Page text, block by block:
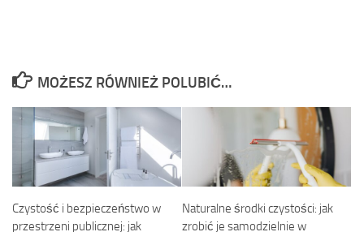
MOŻESZ RÓWNIEŻ POLUBIĆ…
Czystość i bezpieczeństwo w
przestrzeni publicznej: jak
Naturalne środki czystości: jak
zrobić je samodzielnie w